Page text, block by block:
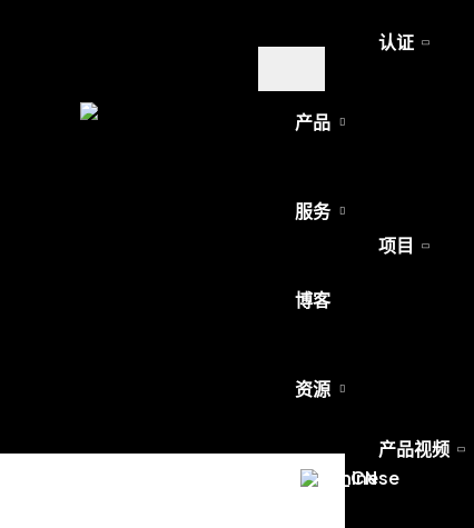
产品
服务
博客
资源
认证
项目
产品视频
Chinese